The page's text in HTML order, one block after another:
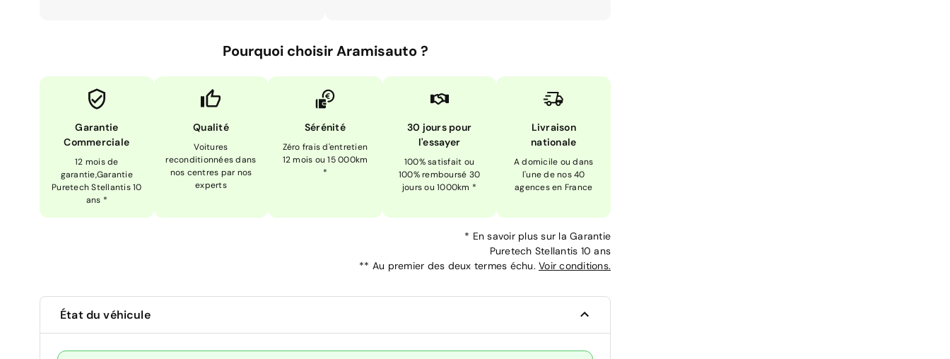
Pourquoi choisir Aramisauto ?
Garantie
Commerciale
12 mois de
garantie,Garantie
Puretech Stellantis 10
ans *
Qualité
Voitures
reconditionnées dans
nos centres par nos
experts
Sérénité
Zéro frais d'entretien
12 mois ou 15 000km
*
30 jours pour
l'essayer
100% satisfait ou
100% remboursé 30
jours ou 1000km *
Livraison
nationale
A domicile ou dans
l'une de nos 40
agences en France
* En savoir plus sur la Garantie
Puretech Stellantis 10 ans
** Au premier des deux termes échu. Voir conditions.
État du véhicule